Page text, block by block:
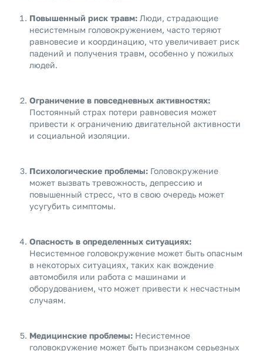
Повышенный риск травм: Люди, страдающие
несистемным головокружением, часто теряют
равновесие и координацию, что увеличивает риск
падений и получения травм, особенно у пожилых
людей.
Ограничение в повседневных активностях:
Постоянный страх потери равновесия может
привести к ограничению двигательной активности
и социальной изоляции.
Психологические проблемы: Головокружение
может вызвать тревожность, депрессию и
повышенный стресс, что в свою очередь может
усугубить симптомы.
Опасность в определенных ситуациях:
Несистемное головокружение может быть опасным
в некоторых ситуациях, таких как вождение
автомобиля или работа с машинами и
оборудованием, что может привести к несчастным
случаям.
Медицинские проблемы: Несистемное
головокружение может быть признаком серьезных